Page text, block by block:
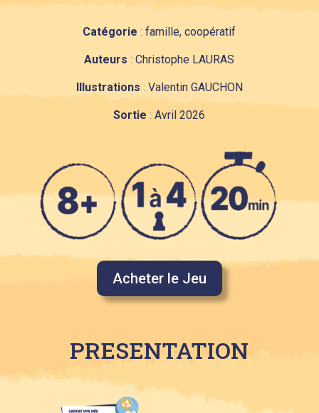
Catégorie :famille, coopératif
Auteurs :Christophe LAURAS
Illustrations : Valentin GAUCHON
Sortie :Avril 2026
Acheter le Jeu
PRESENTATION